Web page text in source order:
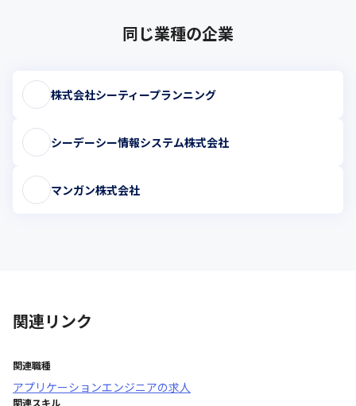
同じ業種の企業
株式会社シーティープランニング
シーデーシー情報システム株式会社
マンガン株式会社
関連リンク
関連職種
アプリケーションエンジニアの求人
関連スキル